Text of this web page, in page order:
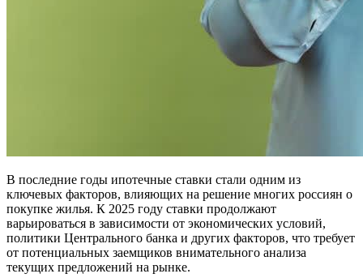
В последние годы ипотечные ставки стали одним из
ключевых факторов, влияющих на решение многих россиян о
покупке жилья. К 2025 году ставки продолжают
варьироваться в зависимости от экономических условий,
политики Центрального банка и других факторов, что требует
от потенциальных заемщиков внимательного анализа
текущих предложений на рынке.